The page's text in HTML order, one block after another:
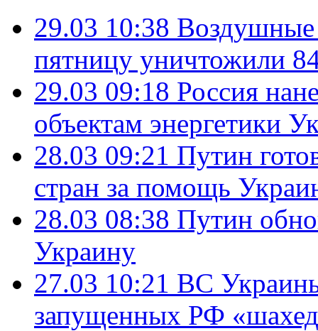
29.03 10:38
пятницу уничтожили
29.03 09:18 Россия
объектам энергетики
28.03 09:21 Путин
стран за помощь
28.03 08:38 Путин
Украину
27.03 10:21 ВС
запущенных РФ